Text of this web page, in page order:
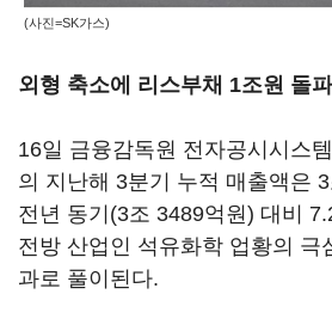
(사진=SK가스)
외형 축소에 리스부채 1조원 돌파
16일 금융감독원 전자공시시스
의 지난해 3분기 누적 매출액은
전년 동기(3조 3489억원) 대비
전방 산업인 석유화학 업황의 극
과로 풀이된다.